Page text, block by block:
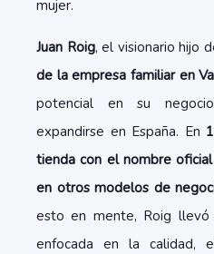
mujer.
Juan Roig, el visionario hijo
de la empresa familiar en
potencial en su
expandirse en España. En
tienda con el nombre
en otros modelos de
esto en mente, Roig llevó
enfocada en la calidad,